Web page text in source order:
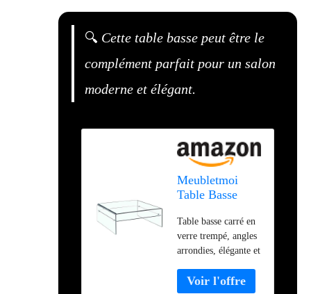
🔍 Cette table basse peut être le
complément parfait pour un salon
moderne et élégant.
Meubletmoi
Table Basse
Design carré
avec étagère
vitrée - Style
Salon Moderne
épuré - Ice
Table basse carré en
verre trempé, angles
arrondies, élégante et
minimaliste pour une